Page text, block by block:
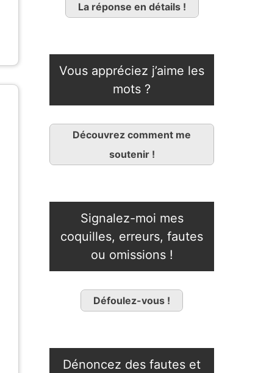
La réponse en détails !
Vous appréciez j’aime les
mots ?
Découvrez comment me
soutenir !
Signalez-moi mes
coquilles, erreurs, fautes
ou omissions !
Défoulez-vous !
Dénoncez des fautes et